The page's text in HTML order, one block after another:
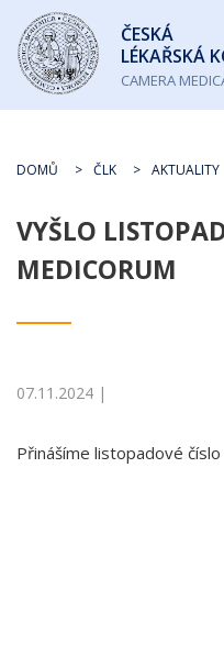
Česká
lékařská
komora
ČESKÁ
LÉKAŘSKÁ
CAMERA
DOMŮ ČLK AKTUALITY
VYŠLO
MEDICORUM
07.11.2024 |
Přinášíme listopadové